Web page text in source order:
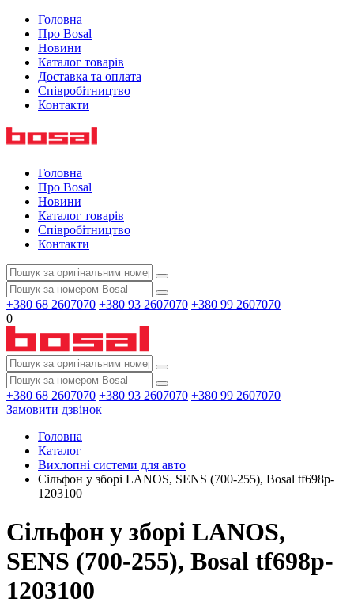
Головна
Про Bosal
Новини
Каталог товарів
Доставка та оплата
Співробітництво
Контакти
Головна
Про Bosal
Новини
Каталог товарів
Співробітництво
Контакти
+380 68 2607070 +380 93 2607070 +380 99 2607070
0
+380 68 2607070 +380 93 2607070 +380 99 2607070
Замовити дзвінок
Головна
Каталог
Вихлопні системи для авто
Сільфон у зборі LANOS, SENS (700-255), Bosal tf698p-
1203100
Сільфон у зборі LANOS,
SENS (700-255), Bosal tf698p-
1203100